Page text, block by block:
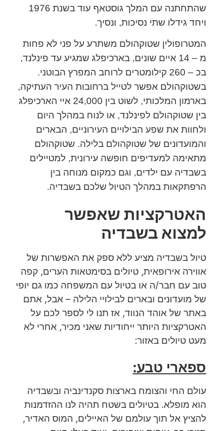
שהתחתנה עם המלך גוסטאף עוד בשנת 1976
ויחד גידלו שתי נסיכות, ונסיך.
המטרופולין שטוקהולם משתרע על פני לא פחות
מ – 14 איים שונים, בארכיפלג שמגיע עד פינלנד,
בכ – 260 קילומטרים לרוחב המפרץ הבוטני.
בשטוקהולם אפשר לטייל ברחובות העיר העתיקה,
בארמון המלכותי, לשוט בין 24,000 איי הארכיפלג
בין שטוקהולם לפינלנד, או לנוח במהלך היום
ולחוות את שפע הבילויים העירוניים, הבארים
והמועדונים של שטוקהולם בלילה. שטוקהולם
מתאימה למעדיפים חופשה עירונית, למטיילים
בשבדיה עם ילדים, וגם כמקום מנוחה בין
הרפתקאות במהלך הטיול שלכם בשבדיה.
האטרקציות שאפשר
למצוא בשבדיה
טיול בשבדיה מציע ללא ספק את האפשרות של
אווירה אירופאית, טיולים בסימטאות הערים, קפה
טוב עם חבר/ה או בטיול עם המשפחה כמו גם יופי
של מועדונים ובארים לבילויי הלילה – אבל, אתם
באתר של אוהד הנווד, אז תנו לי לספר לכם על
האטרקציות היותר ייחודיות שאני מכיר, אחרי לא
מעט טיולים באזור:
ספארי טבע:
עולם החי והצומח בארצות סקנדינביה ובשבדיה
הוא מופלא. בטיולים בשטח תהיה לנו ההזדמנות
להציץ אל תוך עולמם של האיילים, המוס האדיר,